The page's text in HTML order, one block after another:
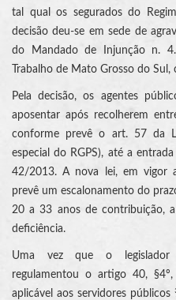
tal qual os segurados do
decisão deu-se em sede de
do Mandado de Injunção n.
Trabalho de Mato Grosso do
Pela decisão, os agentes
aposentar após recolherem
conforme prevê o art. 57 da
especial do RGPS), até a
42/2013. A nova lei, em vigor
prevê um escalonamento do
20 a 33 anos de contribuição,
deficiência.
Uma vez que o legislador
regulamentou o artigo 40,
aplicável aos servidores